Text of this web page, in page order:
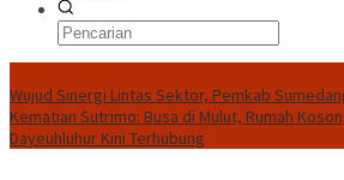
Wujud Sinergi Lintas Sektor, Pemkab
Kematian Sutrimo: Busa di Mulut, Rumah
Dayeuhluhur Kini Terhubung